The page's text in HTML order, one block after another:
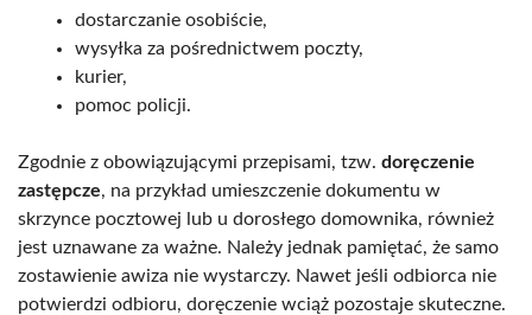
dostarczanie osobiście,
wysyłka za pośrednictwem poczty,
kurier,
pomoc policji.
Zgodnie z obowiązującymi przepisami, tzw. doręczenie
zastępcze, na przykład umieszczenie dokumentu w
skrzynce pocztowej lub u dorosłego domownika, również
jest uznawane za ważne. Należy jednak pamiętać, że samo
zostawienie awiza nie wystarczy. Nawet jeśli odbiorca nie
potwierdzi odbioru, doręczenie wciąż pozostaje skuteczne.